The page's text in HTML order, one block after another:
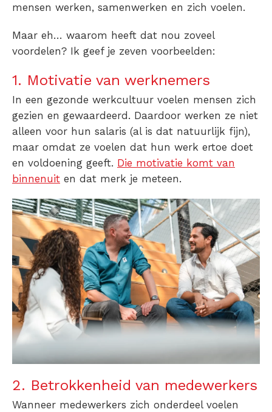
mensen werken, samenwerken en zich voelen.
Maar eh… waarom heeft dat nou zoveel
voordelen? Ik geef je zeven voorbeelden:
1. Motivatie van werknemers
In een gezonde werkcultuur voelen mensen zich
gezien en gewaardeerd. Daardoor werken ze niet
alleen voor hun salaris (al is dat natuurlijk fijn),
maar omdat ze voelen dat hun werk ertoe doet
en voldoening geeft. Die motivatie komt van
binnenuit en dat merk je meteen.
2. Betrokkenheid van medewerkers
Wanneer medewerkers zich onderdeel voelen